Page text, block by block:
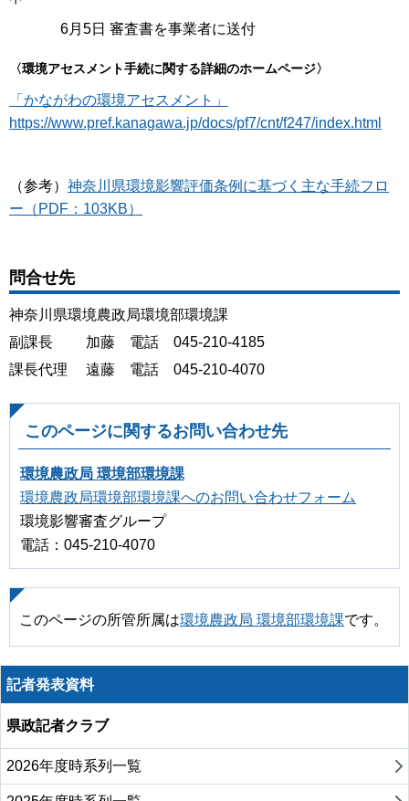
6月5日 審査書を事業者に送付
〈環境アセスメント手続に関する詳細のホームページ〉
「かながわの環境アセスメント」
https://www.pref.kanagawa.jp/docs/pf7/cnt/f247/index.html
（参考） 神奈川県環境影響評価条例に基づく主な手続フロ
ー（PDF：103KB）
問合せ先
神奈川県環境農政局環境部環境課
副課長 加藤 電話 045-210-4185
課長代理 遠藤 電話 045-210-4070
このページに関するお問い合わせ先
環境農政局 環境部環境課
環境農政局環境部環境課へのお問い合わせフォーム
環境影響審査グループ
電話：045-210-4070
このページの所管所属は環境農政局 環境部環境課です。
記者発表資料
県政記者クラブ
2026年度時系列一覧